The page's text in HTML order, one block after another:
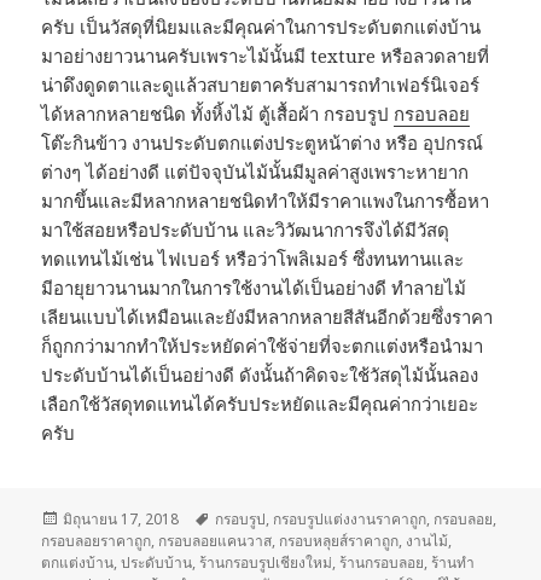
ครับ เป็นวัสดุที่นิยมและมีคุณค่าในการประดับตกแต่งบ้าน
มาอย่างยาวนานครับเพราะไม้นั้นมี texture หรือลวดลายที่
น่าดึงดูดตาและดูแล้วสบายตาครับสามารถทำเฟอร์นิเจอร์
ได้หลากหลายชนิด ทั้งหิ้งไม้ ตู้เสื้อผ้า กรอบรูป กรอบลอย
โต๊ะกินข้าว งานประดับตกแต่งประตูหน้าต่าง หรือ อุปกรณ์
ต่างๆ ได้อย่างดี แต่ปัจจุบันไม้นั้นมีมูลค่าสูงเพราะหายาก
มากขึ้นและมีหลากหลายชนิดทำให้มีราคาแพงในการซื้อหา
มาใช้สอยหรือประดับบ้าน และวิวัฒนาการจึงได้มีวัสดุ
ทดแทนไม้เช่น ไฟเบอร์ หรือว่าโพลิเมอร์ ซึ่งทนทานและ
มีอายุยาวนานมากในการใช้งานได้เป็นอย่างดี ทำลายไม้
เลียนแบบได้เหมือนและยังมีหลากหลายสีสันอีกด้วยซึ่งราคา
ก็ถูกกว่ามากทำให้ประหยัดค่าใช้จ่ายที่จะตกแต่งหรือนำมา
ประดับบ้านได้เป็นอย่างดี ดังนั้นถ้าคิดจะใช้วัสดุไม้นั้นลอง
เลือกใช้วัสดุทดแทนได้ครับประหยัดและมีคุณค่ากว่าเยอะ
ครับ
เขียน
เมื่อ
มิถุนายน 17, 2018
ป้าย
กำกับ
กรอบรูป, กรอบรูปแต่งงานราคาถูก, กรอบลอย,
กรอบลอยราคาถูก, กรอบลอยแคนวาส, กรอบหลุยส์ราคาถูก, งานไม้,
ตกแต่งบ้าน,ประดับบ้าน, ร้านกรอบรูปเชียงใหม่, ร้านกรอบลอย, ร้านทำ